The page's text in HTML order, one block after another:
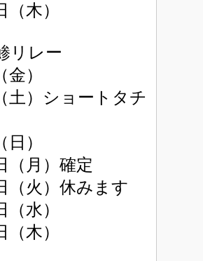
（木）
リレー
金）
土）ショートタチ
日）
（月）確定
（火）休みます
（水）
（木）